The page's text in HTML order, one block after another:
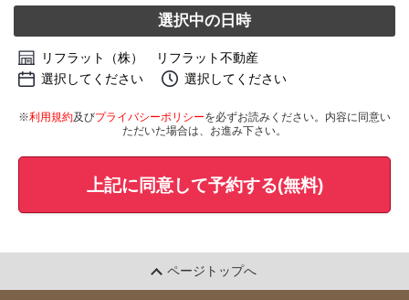
選択中の日時
リフラット（株） リフラット不動産
選択してください
選択してください
※利用規約及びプライバシーポリシーを必ずお読みください。内容に同意い
ただいた場合は、お進み下さい。
上記に同意して予約する(無料)
ページトップへ